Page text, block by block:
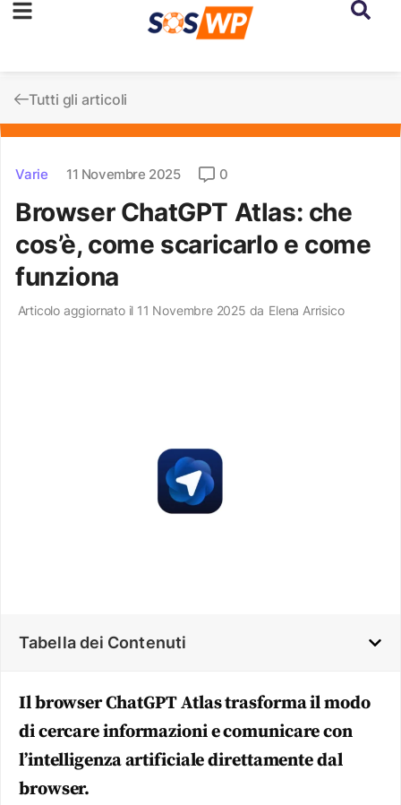
Tutti gli articoli
Varie 11 Novembre 2025 0
Browser ChatGPT Atlas: che
cos’è, come scaricarlo e come
funziona
Articolo aggiornato il 11 Novembre 2025 da Elena Arrisico
Tabella dei Contenuti
Il browser ChatGPT Atlas trasforma il modo
di cercare informazioni e comunicare con
l’intelligenza artificiale direttamente dal
browser.